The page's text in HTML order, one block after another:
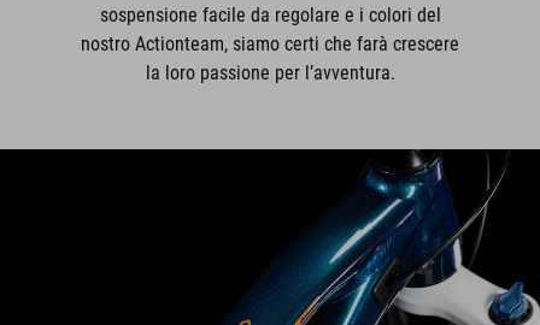
sospensione facile da regolare e i colori del
nostro Actionteam, siamo certi che farà crescere
la loro passione per l’avventura.